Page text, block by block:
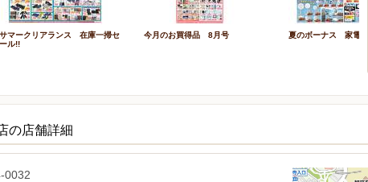
サマークリアランス 在庫一掃セ
ール!!
今月のお買得品 8月号 夏のボーナス 家電セ
の店舗詳細
0032